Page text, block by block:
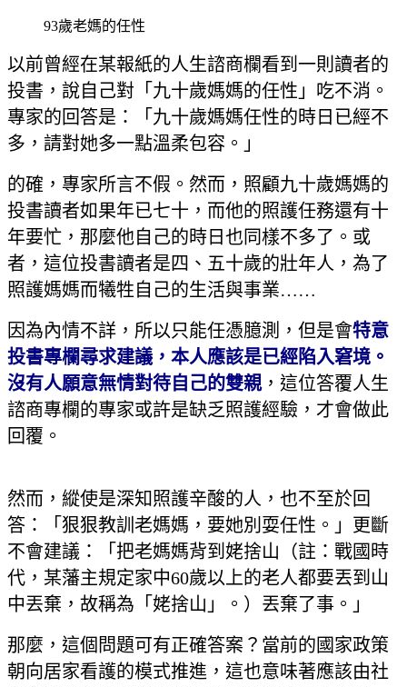
93歲老媽的任性
以前曾經在某報紙的人生諮商欄看到一則讀者的
投書，說自己對「九十歲媽媽的任性」吃不消。
專家的回答是：「九十歲媽媽任性的時日已經不
多，請對她多一點溫柔包容。」
的確，專家所言不假。然而，照顧九十歲媽媽的
投書讀者如果年已七十，而他的照護任務還有十
年要忙，那麼他自己的時日也同樣不多了。或
者，這位投書讀者是四、五十歲的壯年人，為了
照護媽媽而犧牲自己的生活與事業……
因為內情不詳，所以只能任憑臆測，但是會特意
投書專欄尋求建議，本人應該是已經陷入窘境。
沒有人願意無情對待自己的雙親，這位答覆人生
諮商專欄的專家或許是缺乏照護經驗，才會做此
回覆。
然而，縱使是深知照護辛酸的人，也不至於回
答：「狠狠教訓老媽媽，要她別耍任性。」更斷
不會建議：「把老媽媽背到姥捨山（註：戰國時
代，某藩主規定家中60歲以上的老人都要丟到山
中丟棄，故稱為「姥捨山」。）丟棄了事。」
那麼，這個問題可有正確答案？當前的國家政策
朝向居家看護的模式推進，這也意味著應該由社